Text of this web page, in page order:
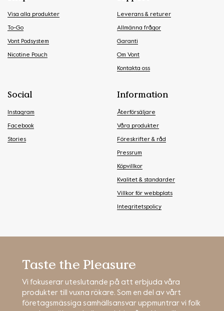
Visa alla produkter
To-Go
Vont Podsystem
Nicotine Pouch
Leverans & returer
Allmänna frågor
Garanti
Om Vont
Kontakta oss
Social
Instagram
Facebook
Stories
Information
Återförsäljare
Våra produkter
Föreskrifter & råd
Pressrum
Köpvillkor
Kvalitet & standarder
Villkor för webbplats
Integritetspolicy
Taste the Pleasure
Vi fokuserar uteslutande på att erbjuda våra
produkter till vuxna rökare. Som en del av vårt
företagsmässiga samhällsansvar uppmuntrar vi folk